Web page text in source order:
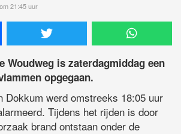
21:45 uur
Woudweg is zaterdagmiddag een
opgegaan.
Dokkum werd omstreeks 18:05 uur
Tijdens het rijden is door
brand ontstaan onder de